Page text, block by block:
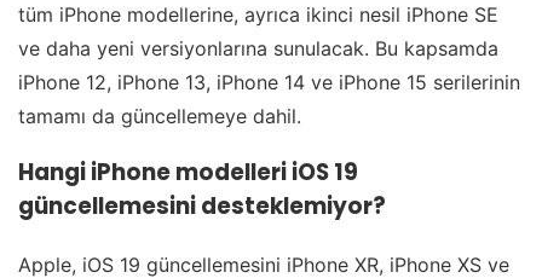
tüm iPhone modellerine, ayrıca ikinci nesil iPhone SE
ve daha yeni versiyonlarına sunulacak. Bu kapsamda
iPhone 12, iPhone 13, iPhone 14 ve iPhone 15 serilerinin
tamamı da güncellemeye dahil.
Hangi iPhone modelleri iOS 19
güncellemesini desteklemiyor?
Apple, iOS 19 güncellemesini iPhone XR, iPhone XS ve